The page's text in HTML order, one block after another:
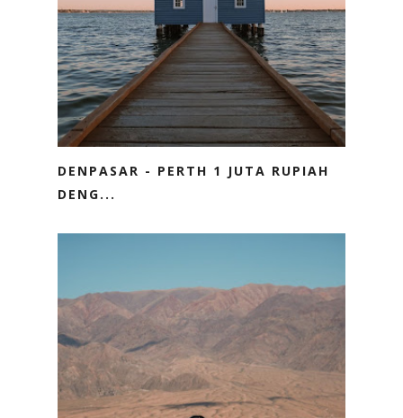
DENPASAR - PERTH 1 JUTA RUPIAH
DENG...